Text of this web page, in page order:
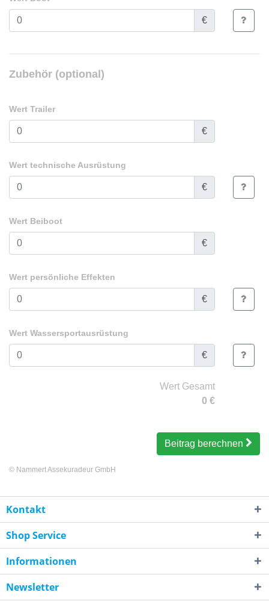
€
Zubehör (optional)
Wert Trailer
€
Wert technische Ausrüstung
€
Wert Beiboot
€
Wert persönliche Effekten
€
Wert Wassersportausrüstung
€
Wert Gesamt
0 €
Beitrag berechnen
© Nammert Assekuradeur GmbH
Kontakt
Shop Service
Informationen
Newsletter